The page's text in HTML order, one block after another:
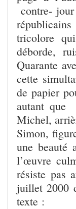
contre- jour
tricolore
déborde,
Quarante
cette
de papier
autant que
Michel,
Simon,
une beauté
l’œuvre
résiste pas
juillet 2000
texte :